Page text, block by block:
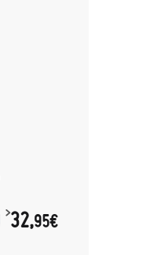
32,95€